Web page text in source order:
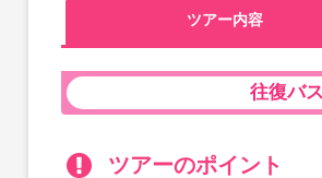
ツアー内容
往復バ
ツアーのポイント